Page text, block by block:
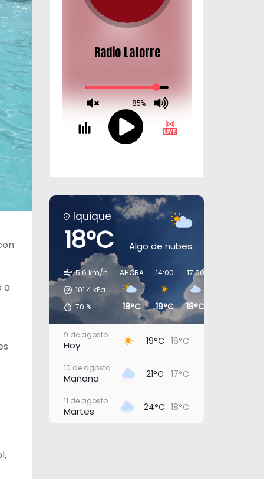
a
Iquique
18°C Algo de nubes
5.6 km/h
101.4kPa
70 %
AHORA
18°C
14:00
19°C
17:00
18°C
9 de agosto
Hoy 19°C 16°C
10 de agosto
Mañana 21°C 17°C
11 de agosto
Martes 24°C 18°C